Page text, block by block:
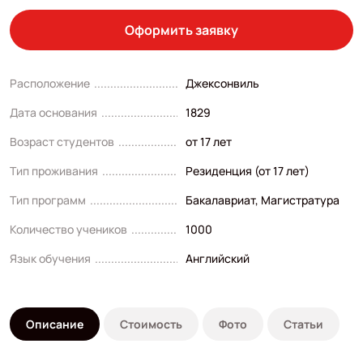
Оформить заявку
Расположение
Джексонвиль
Дата основания
1829
Возраст студентов
от 17 лет
Тип проживания
Резиденция (от 17 лет)
Тип программ
Бакалавриат, Магистратура
Количество учеников
1000
Язык обучения
Английский
Описание Стоимость Фото Статьи